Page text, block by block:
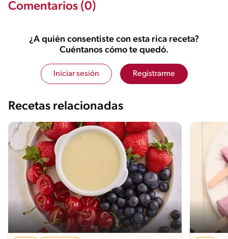
Comentarios (0)
¿A quién consentiste con esta rica receta?
Cuéntanos cómo te quedó.
Iniciar sesión Registrarme
Recetas relacionadas